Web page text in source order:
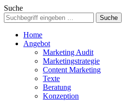
Suche
Home
Angebot
Marketing Audit
Marketingstrategie
Content Marketing
Texte
Beratung
Konzeption